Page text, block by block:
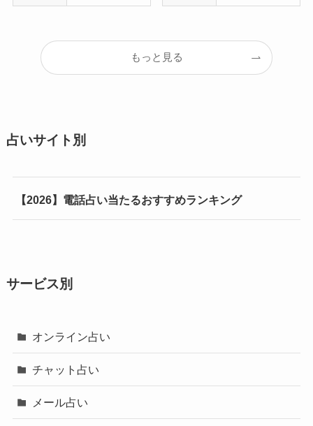
もっと見る
占いサイト別
【2026】電話占い当たるおすすめランキング
サービス別
オンライン占い
チャット占い
メール占い